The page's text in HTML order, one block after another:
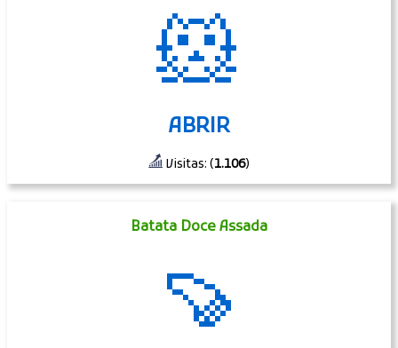
🐹
ABRIR
Visitas: (1.106)
Batata Doce Assada
🍠